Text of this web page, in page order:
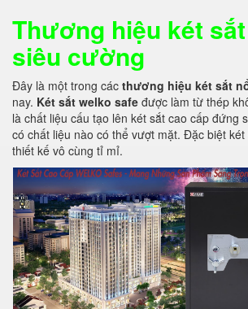
Thương hiệu két
siêu cường
Đây là một trong các thương hiệu két sắt
nay. Két sắt welko safe được làm từ thép
là chất liệu cấu tạo lên két sắt cao cấp đứng
có chất liệu nào có thể vượt mặt. Đặc biệt
thiết kế vô cùng tỉ mỉ.